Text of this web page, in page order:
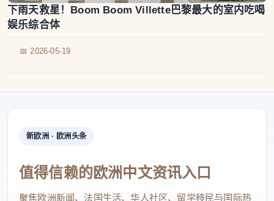
下雨天救星！Boom Boom Villette巴黎最大的室内吃喝
娱乐综合体
📅 2026-05-19
新欧洲 · 欧洲头条
值得信赖的欧洲中文资讯入口
聚焦欧洲新闻、法国生活、华人社区、留学移民与国际热